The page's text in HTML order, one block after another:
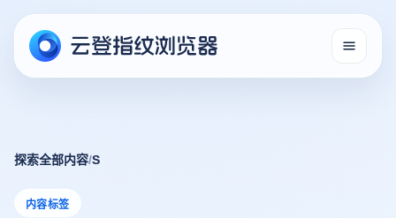
探索全部内容/S
内容标签